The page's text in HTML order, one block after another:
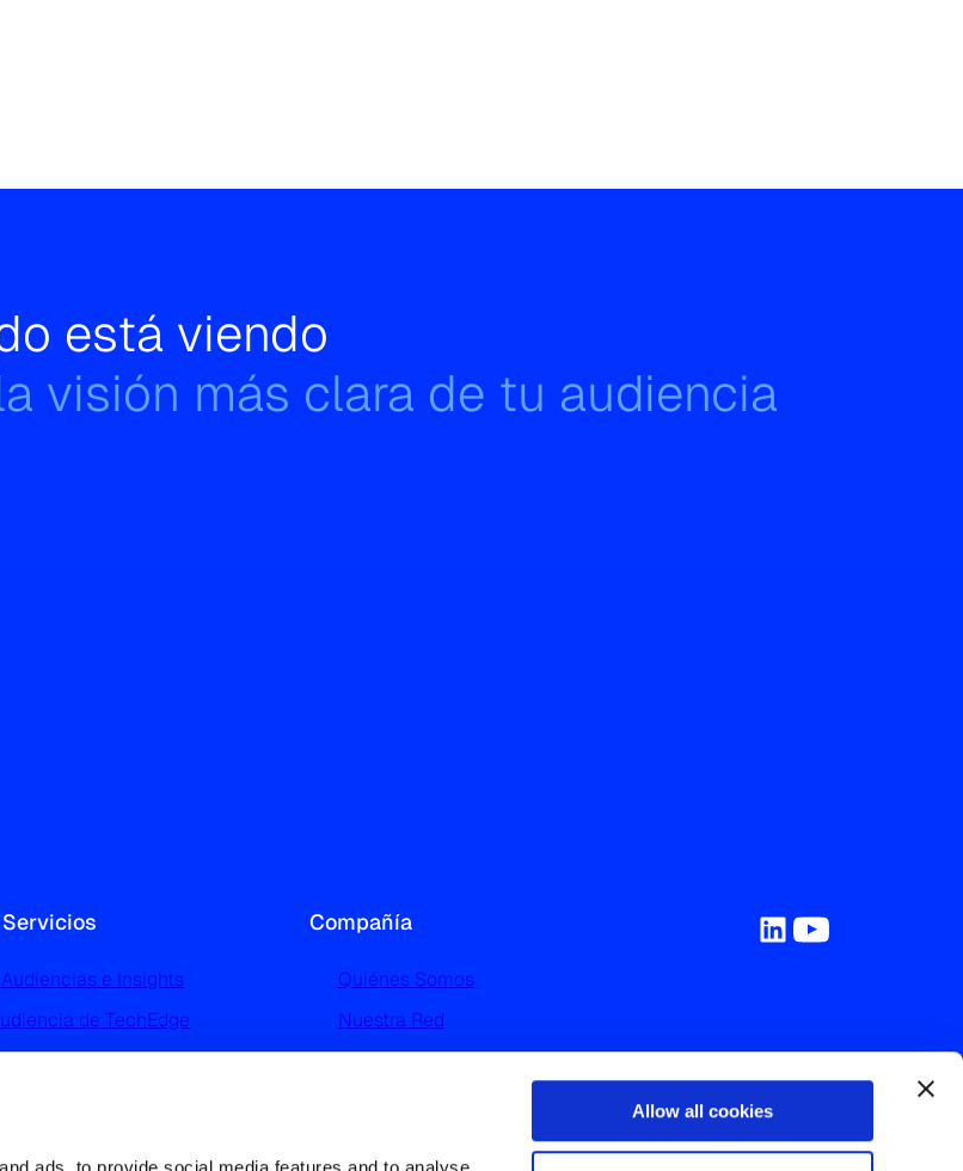
Allow all cookies
está viendo
visión más clara de tu audiencia
e Insights
de TechEdge
de Audiencias de
Compañía
Quiénes Somos
Nuestra Red
Noticias y Recursos